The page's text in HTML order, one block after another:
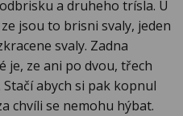
a druheho trísla. U
jsou to brisni svaly, jeden
svaly. Zadna
je, ze ani po dvou, třech
abych si pak kopnul
chvíli se nemohu hýbat.